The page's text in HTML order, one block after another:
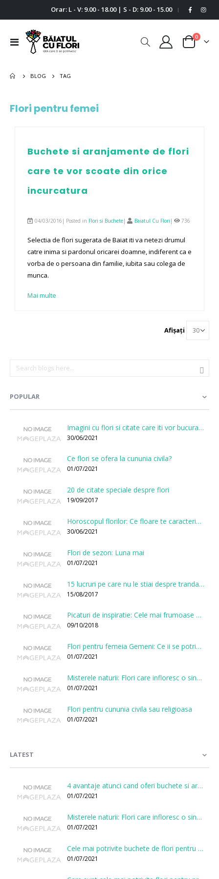
Orar: L - V: 9.00 - 18.00 | S - D: 9.00 - 15.00 |
Comutare
Cart
0
BLOG TAG
Flori pentru femei
Buchete si aranjamente de flori
care te vor scoate din orice
incurcatura
04/03/2016| Posted in Flori si Buchete| Baiatul Cu Flori | 736
Selectia de flori sugerata de Baiat iti va netezi drumul
catre inima si pardonul oricarei doamne, indiferent ca e
vorba de o persoana din familie, iubita sau colega de
munca.
Mai multe
Afișați
POPULAR
Imagini cu flori si citate care iti vor bucura sufletul
30/06/2021
Ce flori se ofera la cununia civila?
01/07/2021
20 de citate speciale despre flori
19/09/2017
Horoscopul florilor: Ce floare te caracterizeaza in functie de ziua nasterii?
30/06/2021
Flori de sezon: Luna mai
01/07/2021
15 lucruri pe care nu le stiai despre trandafiri
15/08/2017
Picaturi de inspiratie: Cele mai frumoase citate despre flori
09/10/2018
Flori pentru femeia Gemeni: Ce ii se potriveste, ce ii poarta noroc si ce o caracterizeaza?
01/07/2021
Misterele naturii: Flori care infloresc o singura data la cateva sute de ani
01/07/2021
Flori pentru cununia civila sau religioasa
01/07/2021
LATEST
4 avantaje atunci cand oferi buchete si aranjamente printr-o florarie online
01/07/2021
Misterele naturii: Flori care infloresc o singura data la cateva sute de ani
01/07/2021
Cele mai potrivite buchete de flori pentru onomastici
01/07/2021